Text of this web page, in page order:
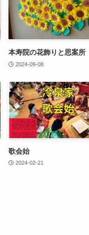
本寿院の花飾りと思案所
2024-09-08
歌会始
2024-02-21